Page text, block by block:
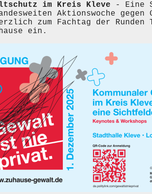
im Kreis Kleve - Eine
Aktionswoche gegen
zum Fachtag der
ein.